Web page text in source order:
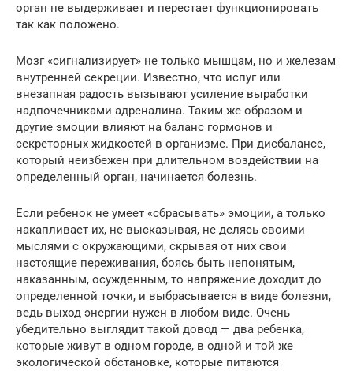
орган не выдерживает и перестает функционировать
так как положено.
Мозг «сигнализирует» не только мышцам, но и железам
внутренней секреции. Известно, что испуг или
внезапная радость вызывают усиление выработки
надпочечниками адреналина. Таким же образом и
другие эмоции влияют на баланс гормонов и
секреторных жидкостей в организме. При дисбалансе,
который неизбежен при длительном воздействии на
определенный орган, начинается болезнь.
Если ребенок не умеет «сбрасывать» эмоции, а только
накапливает их, не высказывая, не делясь своими
мыслями с окружающими, скрывая от них свои
настоящие переживания, боясь быть непонятым,
наказанным, осужденным, то напряжение доходит до
определенной точки, и выбрасывается в виде болезни,
ведь выход энергии нужен в любом виде. Очень
убедительно выглядит такой довод — два ребенка,
которые живут в одном городе, в одной и той же
экологической обстановке, которые питаются